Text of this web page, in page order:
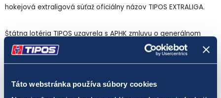
Táto webstránka používa súbory cookies
hokejová extraligová súťaž oficiálny názov TIPOS EXTRALIGA.
Štátna lotéria TIPOS uzavrela s APHK zmluvu o generálnom
partnerstve na obdobie 3 rokov, pričom po tomto období má
slovenského hokeja nadchádzajúcich 5 rokov. Vďaka